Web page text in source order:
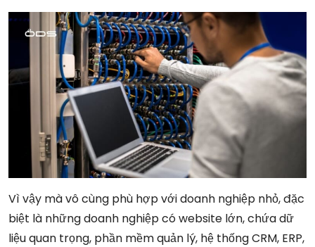
Vì vậy mà vô cùng phù hợp với doanh nghiệp nhỏ, đặc
biệt là những doanh nghiệp có website lớn, chứa dữ
liệu quan trọng, phần mềm quản lý, hệ thống CRM, ERP,